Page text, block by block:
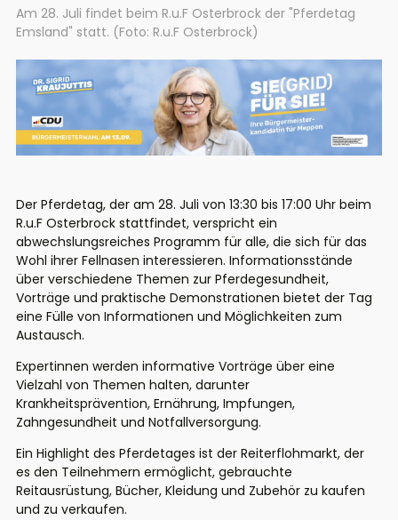
Am 28. Juli findet beim R.u.F Osterbrock der "Pferdetag
Emsland" statt. (Foto: R.u.F Osterbrock)
Der Pferdetag, der am 28. Juli von 13:30 bis 17:00 Uhr beim
R.u.F Osterbrock stattfindet, verspricht ein
abwechslungsreiches Programm für alle, die sich für das
Wohl ihrer Fellnasen interessieren. Informationsstände
über verschiedene Themen zur Pferdegesundheit,
Vorträge und praktische Demonstrationen bietet der Tag
eine Fülle von Informationen und Möglichkeiten zum
Austausch.
Expertinnen werden informative Vorträge über eine
Vielzahl von Themen halten, darunter
Krankheitsprävention, Ernährung, Impfungen,
Zahngesundheit und Notfallversorgung.
Ein Highlight des Pferdetages ist der Reiterflohmarkt, der
es den Teilnehmern ermöglicht, gebrauchte
Reitausrüstung, Bücher, Kleidung und Zubehör zu kaufen
und zu verkaufen.